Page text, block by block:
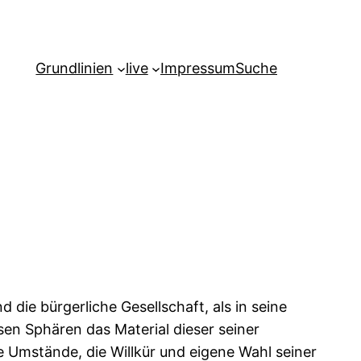
Grundlinien live ImpressumSuche
die bürgerliche Gesellschaft, als in seine
Sphären das Material dieser seiner
die Willkür und eigene Wahl seiner